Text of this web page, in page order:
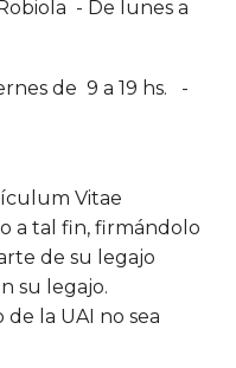
- De lunes a
de 9 a 19 hs. -
Vitae
a tal fin, firmándolo
de su legajo
su legajo.
la UAI no sea